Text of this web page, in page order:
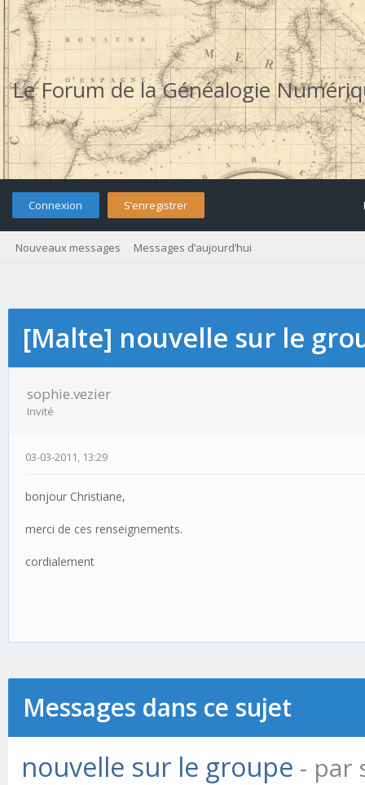
Le Forum de la Généalogie
Connexion S’enregistrer
Nouveaux messages Messages d’aujourd’hui
[Malte] nouvelle sur le
sophie.vezier
Invité
03-03-2011, 13:29
bonjour Christiane,
merci de ces renseignements.
cordialement
Messages dans ce sujet
nouvelle sur le groupe - par